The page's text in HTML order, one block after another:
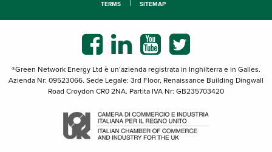
TERMS
SITEMAP
®Green Network Energy Ltd è un’azienda registrata in Inghilterra e in Galles.
Azienda Nr: 09523066. Sede Legale: 3rd Floor, Renaissance Building Dingwall
Road Croydon CR0 2NA. Partita IVA Nr: GB235703420